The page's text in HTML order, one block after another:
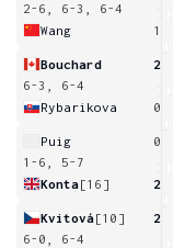
2-6, 6-3, 6-4
Wang
1
Bouchard
2
6-3, 6-4
Rybarikova
0
Puig
0
1-6, 5-7
Konta[16] 2
Kvitová[10]
2
6-0, 6-4